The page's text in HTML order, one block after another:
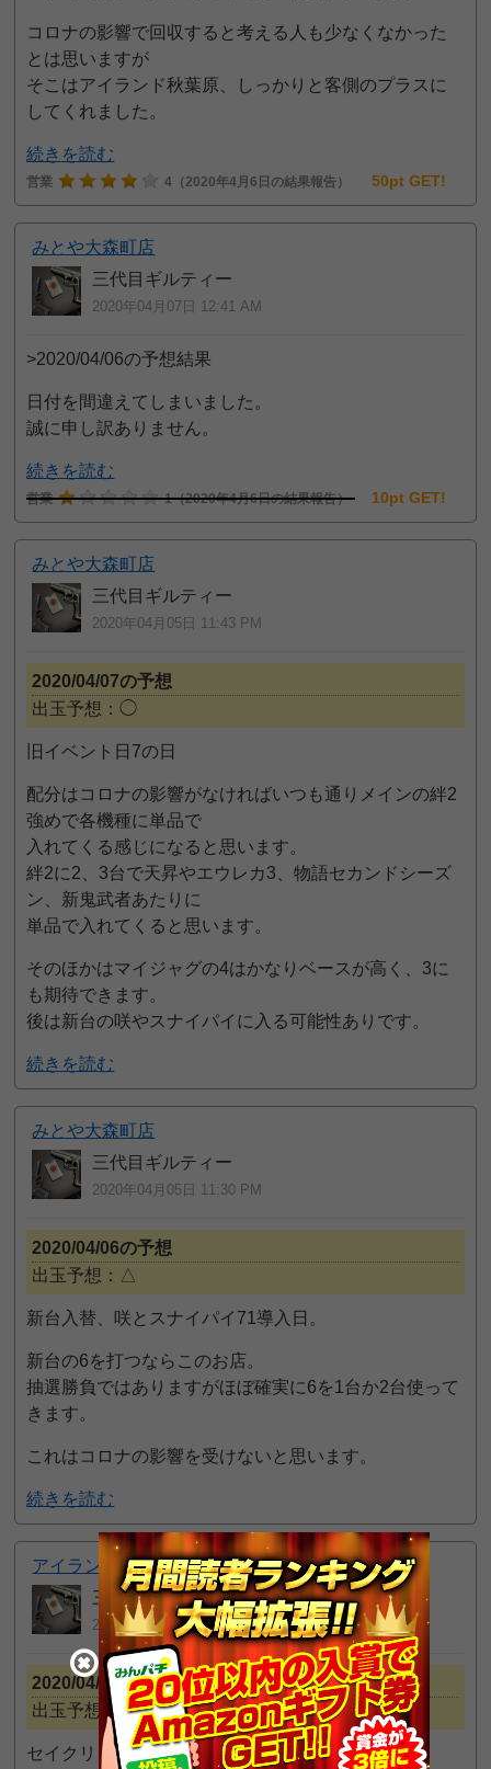
コロナの影響で回収すると考える人も少なくなかった
とは思いますが
そこはアイランド秋葉原、しっかりと客側のプラスに
してくれました。
続きを読む
営業 4 （2020年4月6日の結果報告） 50pt GET!
みとや大森町店
三代目ギルティー
2020年04月07日 12:41 AM
>2020/04/06の予想結果
日付を間違えてしまいました。
誠に申し訳ありません。
続きを読む
営業 1（2020年4月6日の結果報告） 10pt GET!
みとや大森町店
三代目ギルティー
2020年04月05日 11:43 PM
2020/04/07の予想
出玉予想：◯
旧イベント日7の日
配分はコロナの影響がなければいつも通りメインの絆2
強めで各機種に単品で
入れてくる感じになると思います。
絆2に2、3台で天昇やエウレカ3、物語セカンドシーズ
ン、新鬼武者あたりに
単品で入れてくると思います。
そのほかはマイジャグの4はかなりベースが高く、3に
も期待できます。
後は新台の咲やスナイパイに入る可能性ありです。
続きを読む
みとや大森町店
三代目ギルティー
2020年04月05日 11:30 PM
2020/04/06の予想
出玉予想：△
新台入替、咲とスナイパイ71導入日。
新台の6を打つならこのお店。
抽選勝負ではありますがほぼ確実に6を1台か2台使って
きます。
これはコロナの影響を受けないと思います。
続きを読む
アイランド秋葉原店
三代目ギルティー
2020年04月05日 11:18 PM
2020/04/07の予想
出玉予想：？
セイクリッドセブン、主人公アルマの誕生日